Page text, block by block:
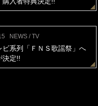
NEWS / TV
ビ系列「ＦＮＳ歌謡祭」へ
決定!!